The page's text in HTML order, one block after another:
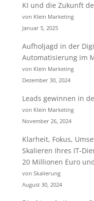
KI und die Zukunft
von Klein Marketing
Januar 5, 2025
Aufholjagd in der
Automatisierung im
von Klein Marketing
Dezember 30, 2024
Leads gewinnen in
von Klein Marketing
November 26, 2024
Klarheit, Fokus,
Skalieren Ihres IT-
20 Millionen Euro
von Skalierung
August 30, 2024